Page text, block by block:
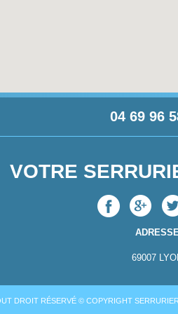
04 69 96
VOTRE
69007
DROIT RÉSERVÉ © COPYRIGHT